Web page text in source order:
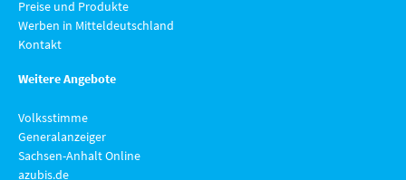
Preise und Produkte
Werben in Mitteldeutschland
Kontakt
Weitere Angebote
Volksstimme
Generalanzeiger
Sachsen-Anhalt Online
azubis.de